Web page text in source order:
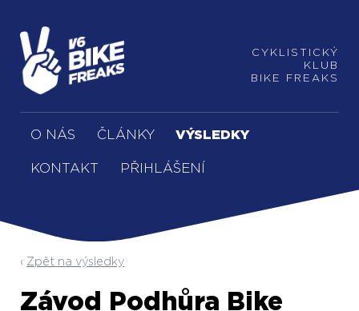
CYKLISTICKÝ
KLUB
BIKE FREAKS
O NÁS ČLÁNKY VÝSLEDKY
KONTAKT PŘIHLÁŠENÍ
Zpět na výsledky
Závod Podhůra Bike